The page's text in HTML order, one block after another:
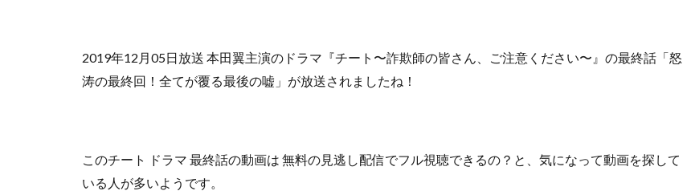
2019年12月05日放送 本田翼主演のドラマ『チート〜詐欺師の皆さん、ご注意ください〜』の最終話「怒
涛の最終回！全てが覆る最後の嘘」が放送されましたね！
このチート ドラマ 最終話の動画は 無料の見逃し配信でフル視聴できるの？ と、気になって動画を探して
いる人が多いようです。